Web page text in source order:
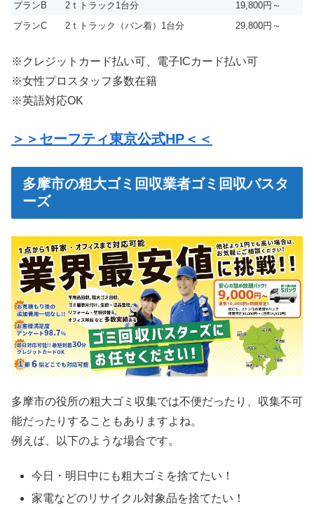
プランB 2ｔトラック1台分
19,800円～
プランC
2ｔトラック（バン着）1台分 29,800円～
※クレジットカード払い可、電子ICカード払い可
※女性プロスタッフ多数在籍
※英語対応OK
＞＞セーフティ東京公式HP＜＜
多摩市の粗大ゴミ回収業者ゴミ回収バスタ
ーズ
多摩市の役所の粗大ゴミ収集では不便だったり、収集不可
能だったりすることもありますよね。
例えば、以下のような場合です。
今日・明日中にも粗大ゴミを捨てたい！
家電などのリサイクル対象品を捨てたい！